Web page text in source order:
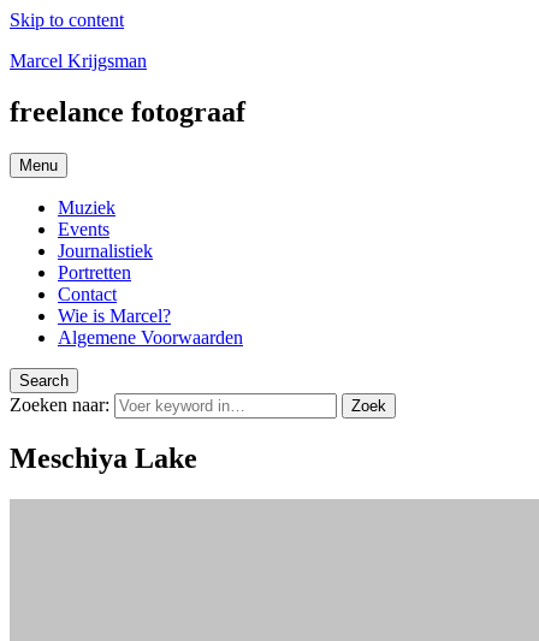
Skip to content
Marcel Krijgsman
freelance fotograaf
Menu
Muziek
Events
Journalistiek
Portretten
Contact
Wie is Marcel?
Algemene Voorwaarden
Search
Zoeken naar: Zoek
Meschiya Lake